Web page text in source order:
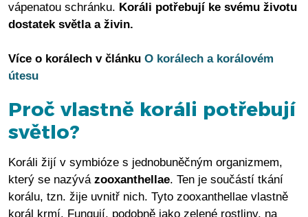
vápenatou schránku. Koráli potřebují ke svému životu
dostatek světla a živin.
Více o korálech v článku O korálech a korálovém
útesu
Proč vlastně koráli potřebují
světlo?
Koráli žijí v symbióze s jednobuněčným organizmem,
který se nazývá zooxanthellae. Ten je součástí tkání
korálu, tzn. žije uvnitř nich. Tyto zooxanthellae vlastně
korál krmí. Fungují, podobně jako zelené rostliny, na